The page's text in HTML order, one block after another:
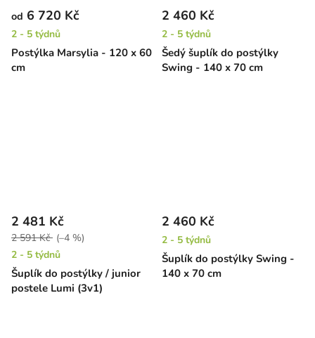
Postýlka Marsylia - 120 x 60
cm
od 6 720 Kč
2 - 5 týdnů
Šedý šuplík do postýlky
Swing - 140 x 70 cm
2 460 Kč
2 - 5 týdnů
Šuplík do postýlky / junior
postele Lumi (3v1)
2 481 Kč
2 591 Kč (–4 %)
2 - 5 týdnů
Šuplík do postýlky Swing -
140 x 70 cm
2 460 Kč
2 - 5 týdnů